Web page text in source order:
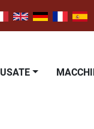
USATE